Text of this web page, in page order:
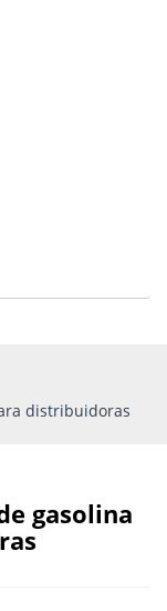
distribuidoras
gasolina